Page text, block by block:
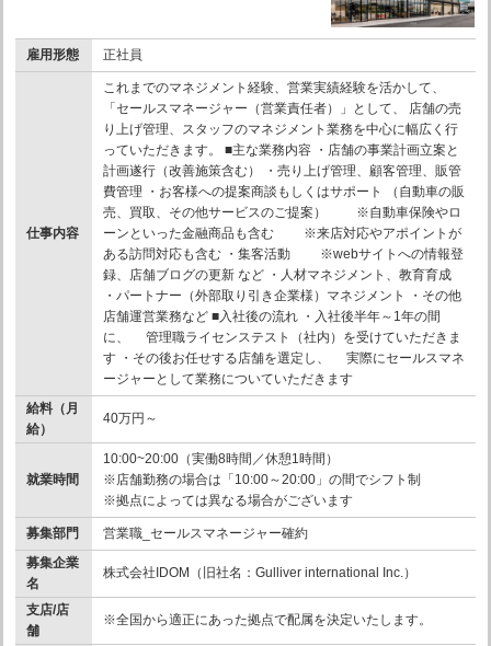
雇用形態 正社員
仕事内容
これまでのマネジメント経験、営業実績経験を活かして、
「セールスマネージャー（営業責任者）」として、 店舗の売
り上げ管理、スタッフのマネジメント業務を中心に幅広く行
っていただきます。 ■主な業務内容 ・店舗の事業計画立案と
計画遂行（改善施策含む） ・売り上げ管理、顧客管理、販管
費管理 ・お客様への提案商談もしくはサポート （自動車の販
売、買取、その他サービスのご提案） ※自動車保険やロ
ーンといった金融商品も含む ※来店対応やアポイントが
ある訪問対応も含む ・集客活動 ※webサイトへの情報登
録、店舗ブログの更新 など ・人材マネジメント、教育育成
・パートナー（外部取り引き企業様）マネジメント ・その他
店舗運営業務など ■入社後の流れ ・入社後半年～1年の間
に、 管理職ライセンステスト（社内）を受けていただきま
す ・その後お任せする店舗を選定し、 実際にセールスマネ
ージャーとして業務についていただきます
給料（月
給）
40万円～
就業時間
10:00~20:00（実働8時間／休憩1時間）
※店舗勤務の場合は「10:00～20:00」の間でシフト制
※拠点によっては異なる場合がございます
募集部門
営業職_セールスマネージャー確約
募集企業
名
株式会社IDOM（旧社名：Gulliver international Inc.）
支店/店
舗
※全国から適正にあった拠点で配属を決定いたします。